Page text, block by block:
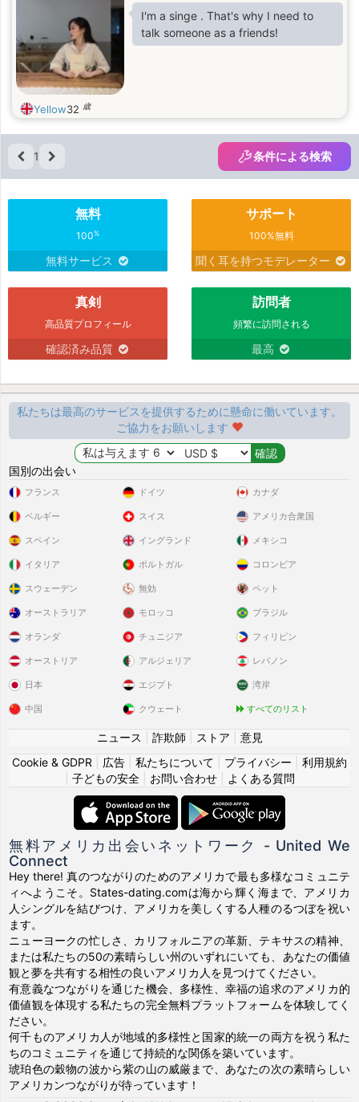
I'm a singe . That's why I need to
talk someone as a friends!
Yellow32 歳
1 条件による検索
無料
100%
無料サービス
サポート
100%無料
聞く耳を持つモデレーター
真剣
高品質プロフィール
確認済み品質
訪問者
頻繁に訪問される
最高
私たちは最高のサービスを提供するために懸命に働いています。
ご協力をお願いします
国別の出会い
フランス
ベルギー
スペイン
イタリア
スウェーデン
ドイツ
スイス
イングランド
ポルトガル
無効
カナダ
アメリカ合衆国
メキシコ
コロンビア
ペット
オーストラリア
オランダ
オーストリア
日本
中国
モロッコ
チュニジア
アルジェリア
エジプト
クウェート
ブラジル
フィリピン
レバノン
湾岸
すべてのリスト
ニュース 詐欺師 ストア
意見
Cookie & GDPR
広告 私たちについて プライバシー
利用規約
子どもの安全| お問い合わせ| よくある質問
無料アメリカ出会いネットワーク - United We
Connect
Hey there! 真のつながりのためのアメリカで最も多様なコミュニテ
ィへようこそ。States-dating.comは海から輝く海まで、アメリカ
人シングルを結びつけ、アメリカを美しくする人種のるつぼを祝い
ます。
ニューヨークの忙しさ、カリフォルニアの革新、テキサスの精神、
または私たちの50の素晴らしい州のいずれにいても、あなたの価値
観と夢を共有する相性の良いアメリカ人を見つけてください。
有意義なつながりを通じた機会、多様性、幸福の追求のアメリカ的
価値観を体現する私たちの完全無料プラットフォームを体験してく
ださい。
何千ものアメリカ人が地域的多様性と国家的統一の両方を祝う私た
ちのコミュニティを通じて持続的な関係を築いています。
琥珀色の穀物の波から紫の山の威厳まで、あなたの次の素晴らしい
アメリカンつながりが待っています！